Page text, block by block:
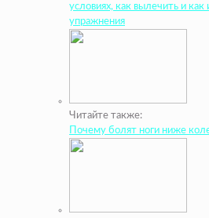
условиях, как вылечить и как
упражнения
Читайте также:
Почему болят ноги ниже